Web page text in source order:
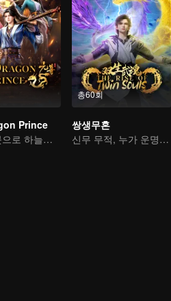
Prince
소년이 붓으로 하늘을 가른다
총60회
쌍생무혼
신무 무적, 누가 운명을 지배하나